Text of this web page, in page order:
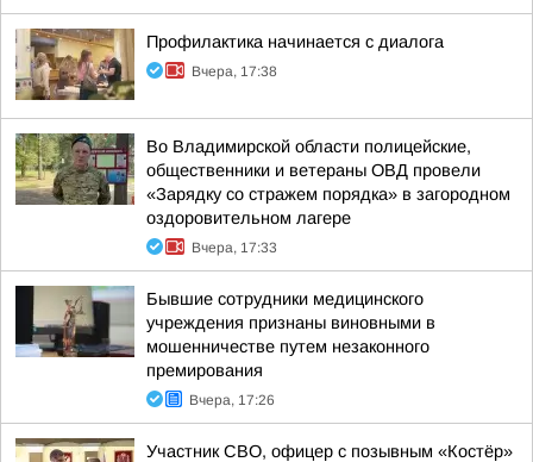
Профилактика начинается с диалога
Вчера, 17:38
Во Владимирской области полицейские,
общественники и ветераны ОВД провели
«Зарядку со стражем порядка» в загородном
оздоровительном лагере
Вчера, 17:33
Бывшие сотрудники медицинского
учреждения признаны виновными в
мошенничестве путем незаконного
премирования
Вчера, 17:26
Участник СВО, офицер с позывным «Костёр»